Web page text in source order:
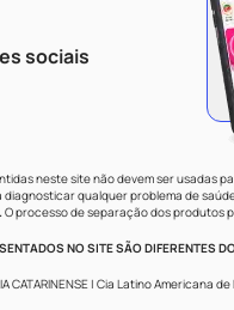
sociais
neste site não devem ser usadas
diagnosticar qualquer problema de
O processo de separação dos produtos
NO SITE SÃO DIFERENTES
CATARINENSE | Cia Latino